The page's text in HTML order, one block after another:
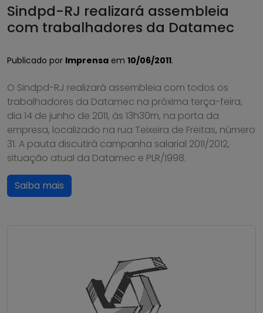
Sindpd-RJ realizará assembleia
com trabalhadores da Datamec
Publicado por Imprensa em 10/06/2011.
O Sindpd-RJ realizará assembleia com todos os
trabalhadores da Datamec na próxima terça-feira,
dia 14 de junho de 2011, às 13h30m, na porta da
empresa, localizado na rua Teixeira de Freitas, número
31. A pauta discutirá campanha salarial 2011/2012,
situação atual da Datamec e PLR/1998.
Saiba mais